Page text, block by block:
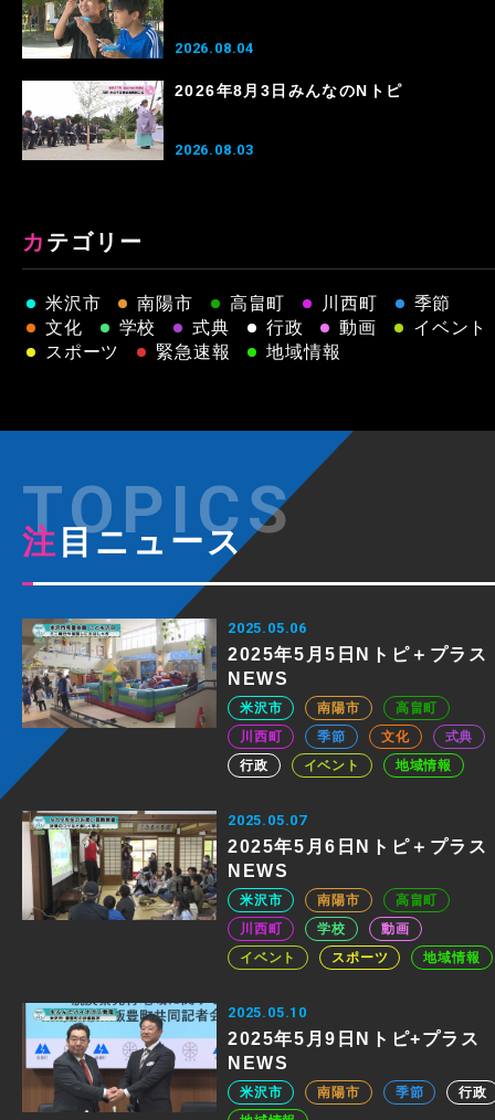
2026.08.04
2026年8月3日みんなのNトピ
2026.08.03
カテゴリー
米沢市 南陽市 高畠町 川西町
季節
文化
学校 式典 行政 動画
イベント
スポーツ
緊急速報 地域情報
注目ニュース
2025.05.06
2025年5月5日Nトピ＋プラス
NEWS
米沢市 南陽市
高畠町
川西町
季節 文化
式典
行政
イベント 地域情報
2025.05.07
2025年5月6日Nトピ＋プラス
NEWS
米沢市 南陽市
高畠町
川西町
学校
動画
イベント
スポーツ 地域情報
2025.05.10
2025年5月9日Nトピ+プラス
NEWS
米沢市 南陽市 季節
行政